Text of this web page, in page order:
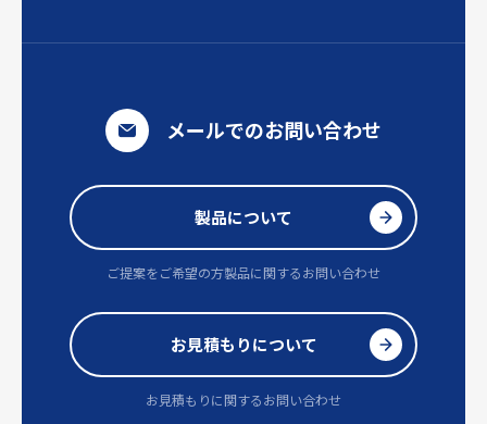
メールでのお問い合わせ
製品について
ご提案をご希望の方製品に関するお問い合わせ
お見積もりについて
お見積もりに関するお問い合わせ